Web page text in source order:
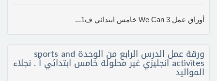
أوراق عمل We Can 3 خامس ابتدائي ف1...
ورقة عمل الدرس الرابع من الوحدة sports and
activites انجليزي غير محلولة خامس ابتدائي أ . نجلاء
المواليد